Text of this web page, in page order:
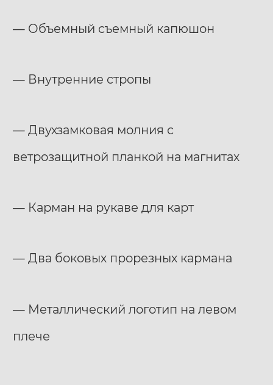
— Объемный съемный капюшон
— Внутренние стропы
— Двухзамковая молния с
ветрозащитной планкой на магнитах
— Карман на рукаве для карт
— Два боковых прорезных кармана
— Металлический логотип на левом
плече